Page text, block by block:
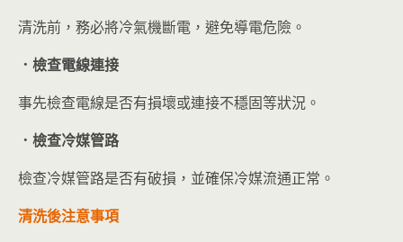
清洗前，務必將冷氣機斷電，避免導電危險。
．檢查電線連接
事先檢查電線是否有損壞或連接不穩固等狀況。
．檢查冷媒管路
檢查冷媒管路是否有破損，並確保冷媒流通正常。
清洗後注意事項